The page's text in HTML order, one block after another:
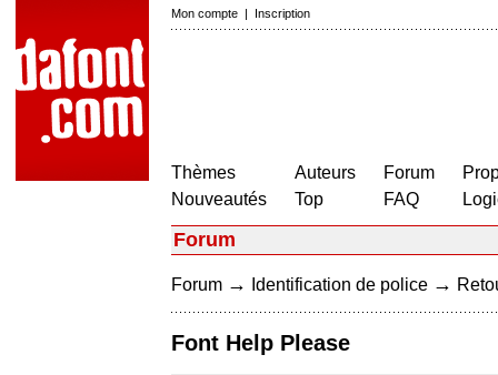
Mon compte | Inscription
Thèmes
Nouveautés
Auteurs
Top
Forum
FAQ
Forum
Forum → Identification de police →
Font Help Please